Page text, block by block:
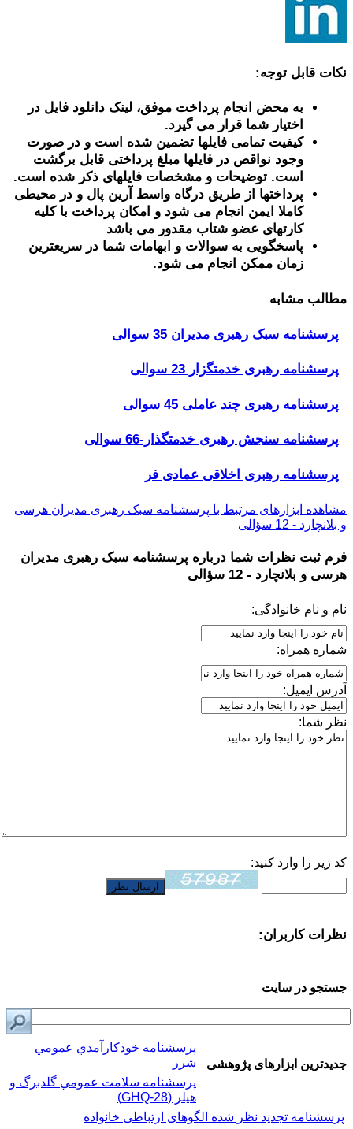
نکات قابل توجه:
به محض انجام پرداخت موفق، لینک دانلود فایل در
اختیار شما قرار می گیرد.
کیفیت تمامی فایلها تضمین شده است و در صورت
وجود نواقص در فایلها مبلغ پرداختی قابل برگشت
است. توضیحات و مشخصات فایلهای ذکر شده است.
پرداختها از طریق درگاه واسط آرین پال و در محیطی
کاملا ایمن انجام می شود و امکان پرداخت با کلیه
کارتهای عضو شتاب مقدور می باشد
پاسخگویی به سوالات و ابهامات شما در سریعترین
زمان ممکن انجام می شود.
مطالب مشابه
پرسشنامه سبک رهبری مدیران 35 سوالی
پرسشنامه رهبری خدمتگزار 23 سوالی
پرسشنامه رهبری چند عاملی 45 سوالی
پرسشنامه سنجش رهبری خدمتگذار-66 سوالی
پرسشنامه رهبری اخلاقی عمادی فر
مشاهده ابزارهای مرتبط با پرسشنامه سبک رهبری مدیران هرسی
و بلانچارد - 12 سؤالی
فرم ثبت نظرات شما درباره پرسشنامه سبک رهبری مدیران
هرسی و بلانچارد - 12 سؤالی
نام و نام خانوادگی:
شماره همراه:
آدرس ایمیل:
نظر شما:
کد زیر را وارد کنید:
نظرات کاربران:
جستجو در سایت
جدیدترین ابزارهای پژوهشی
پرسشنامه خودكارآمدي عمومي
شرر
پرسشنامه سلامت عمومي گلدبرگ و
هیلر (GHQ-28)
پرسشنامه تجدید نظر شده الگوهای ارتباطی خانواده